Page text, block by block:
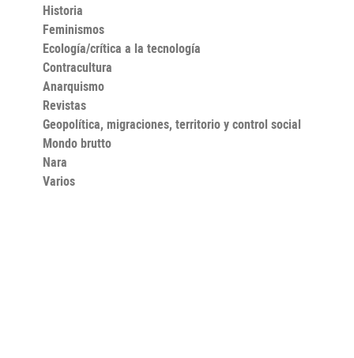
Historia
Feminismos
Ecología/crítica a la tecnología
Contracultura
Anarquismo
Revistas
Geopolítica, migraciones, territorio y control social
Mondo brutto
Nara
Varios